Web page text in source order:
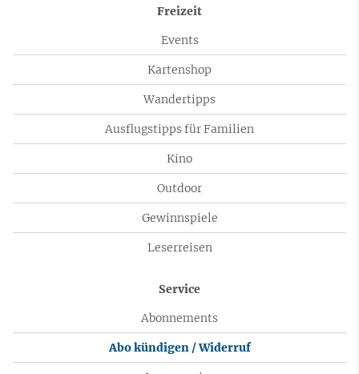
Freizeit
Events
Kartenshop
Wandertipps
Ausflugstipps für Familien
Kino
Outdoor
Gewinnspiele
Leserreisen
Service
Abonnements
Abo kündigen / Widerruf